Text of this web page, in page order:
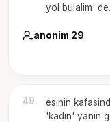
yol bulalim'
anonim 29
49.
esinin
'kadin' yanin